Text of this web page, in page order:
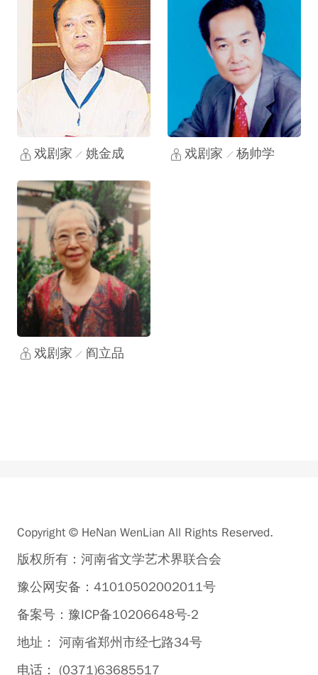
戏剧家 姚金成 戏剧家 杨帅学
戏剧家 阎立品
Copyright © HeNan WenLian All Rights Reserved.
版权所有：河南省文学艺术界联合会
豫公网安备：41010502002011号
备案号：豫ICP备10206648号-2
地址： 河南省郑州市经七路34号
电话： (0371)63685517